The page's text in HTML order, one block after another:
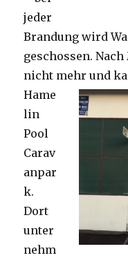
jeder
Brandung wird
geschossen.
nicht mehr und
Hame
lin
Pool
Carav
anpar
k.
Dort
unter
nehm